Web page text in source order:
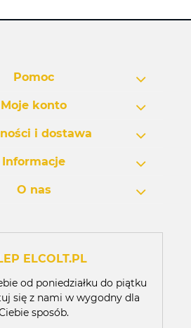
Pomoc
Moje konto
i dostawa
Informacje
O nas
ELCOLT.PL
od poniedziałku do piątku
się z nami w wygodny dla
sposób.